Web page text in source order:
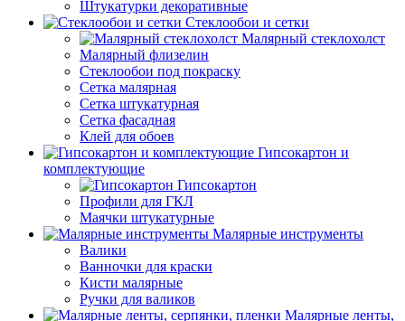
Штукатурки декоративные
Стеклообои и сетки
Малярный стеклохолст
Малярный флизелин
Стеклообои под покраску
Сетка малярная
Сетка штукатурная
Сетка фасадная
Клей для обоев
Гипсокартон и
комплектующие
Гипсокартон
Профили для ГКЛ
Маячки штукатурные
Малярные инструменты
Валики
Ванночки для краски
Кисти малярные
Ручки для валиков
Малярные ленты,